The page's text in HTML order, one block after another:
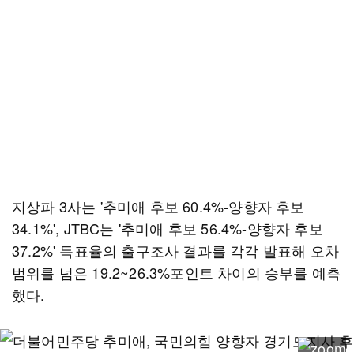
지상파 3사는 '추미애 후보 60.4%-양향자 후보
34.1%', JTBC는 '추미애 후보 56.4%-양향자 후보
37.2%' 득표율의 출구조사 결과를 각각 발표해 오차
범위를 넘은 19.2~26.3%포인트 차이의 승부를 예측
했다.